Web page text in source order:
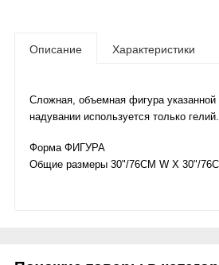
Описание Характеристики
Сложная, объемная фигура
надувании используется только гелий.
Форма ФИГУРА
Общие размеры 30"/76CM W X 30"/